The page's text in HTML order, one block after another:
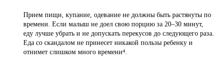
Прием пищи, купание, одевание не должны быть растянуты по
времени. Если малыш не доел свою порцию за 20–30 минут,
еду лучше убрать и не допускать перекусов до следующего раза.
Еда со скандалом не принесет никакой пользы ребенку и
отнимет слишком много времени4